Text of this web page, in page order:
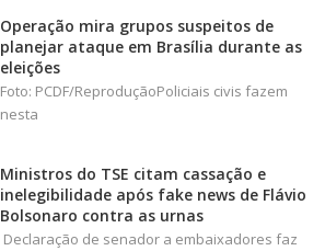
Operação mira grupos suspeitos de
planejar ataque em Brasília durante as
eleições
Foto: PCDF/ReproduçãoPoliciais civis fazem
nesta
Ministros do TSE citam cassação e
inelegibilidade após fake news de Flávio
Bolsonaro contra as urnas
Declaração de senador a embaixadores faz